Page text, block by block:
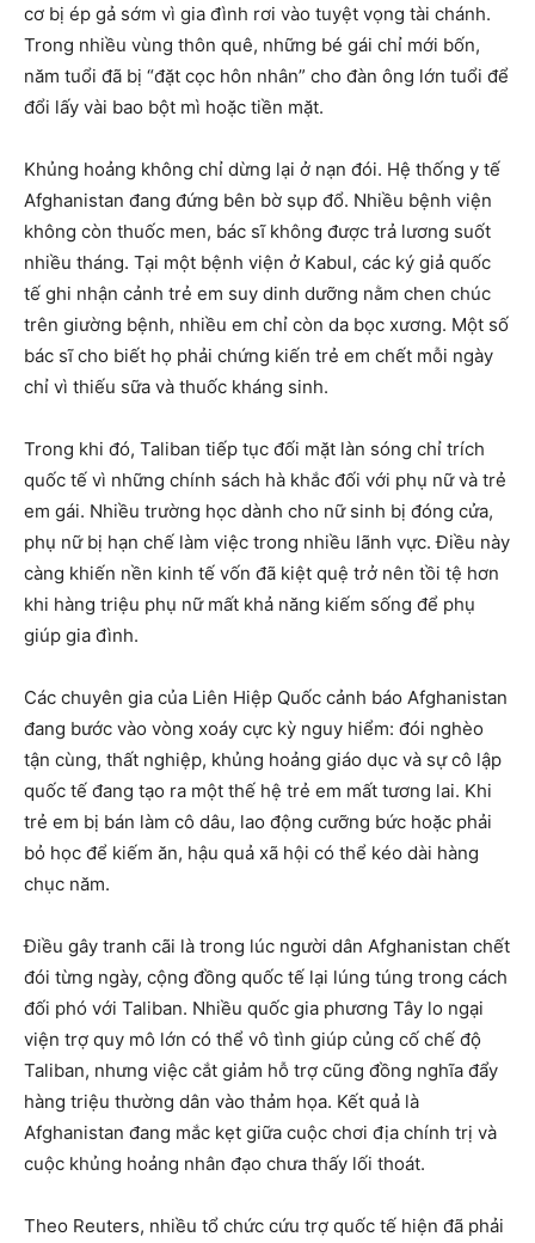
cơ bị ép gả sớm vì gia đình rơi vào tuyệt vọng tài chánh.
Trong nhiều vùng thôn quê, những bé gái chỉ mới bốn,
năm tuổi đã bị “đặt cọc hôn nhân” cho đàn ông lớn tuổi để
đổi lấy vài bao bột mì hoặc tiền mặt.
Khủng hoảng không chỉ dừng lại ở nạn đói. Hệ thống y tế
Afghanistan đang đứng bên bờ sụp đổ. Nhiều bệnh viện
không còn thuốc men, bác sĩ không được trả lương suốt
nhiều tháng. Tại một bệnh viện ở Kabul, các ký giả quốc
tế ghi nhận cảnh trẻ em suy dinh dưỡng nằm chen chúc
trên giường bệnh, nhiều em chỉ còn da bọc xương. Một số
bác sĩ cho biết họ phải chứng kiến trẻ em chết mỗi ngày
chỉ vì thiếu sữa và thuốc kháng sinh.
Trong khi đó, Taliban tiếp tục đối mặt làn sóng chỉ trích
quốc tế vì những chính sách hà khắc đối với phụ nữ và trẻ
em gái. Nhiều trường học dành cho nữ sinh bị đóng cửa,
phụ nữ bị hạn chế làm việc trong nhiều lãnh vực. Điều này
càng khiến nền kinh tế vốn đã kiệt quệ trở nên tồi tệ hơn
khi hàng triệu phụ nữ mất khả năng kiếm sống để phụ
giúp gia đình.
Các chuyên gia của Liên Hiệp Quốc cảnh báo Afghanistan
đang bước vào vòng xoáy cực kỳ nguy hiểm: đói nghèo
tận cùng, thất nghiệp, khủng hoảng giáo dục và sự cô lập
quốc tế đang tạo ra một thế hệ trẻ em mất tương lai. Khi
trẻ em bị bán làm cô dâu, lao động cưỡng bức hoặc phải
bỏ học để kiếm ăn, hậu quả xã hội có thể kéo dài hàng
chục năm.
Điều gây tranh cãi là trong lúc người dân Afghanistan chết
đói từng ngày, cộng đồng quốc tế lại lúng túng trong cách
đối phó với Taliban. Nhiều quốc gia phương Tây lo ngại
viện trợ quy mô lớn có thể vô tình giúp củng cố chế độ
Taliban, nhưng việc cắt giảm hỗ trợ cũng đồng nghĩa đẩy
hàng triệu thường dân vào thảm họa. Kết quả là
Afghanistan đang mắc kẹt giữa cuộc chơi địa chính trị và
cuộc khủng hoảng nhân đạo chưa thấy lối thoát.
Theo Reuters, nhiều tổ chức cứu trợ quốc tế hiện đã phải